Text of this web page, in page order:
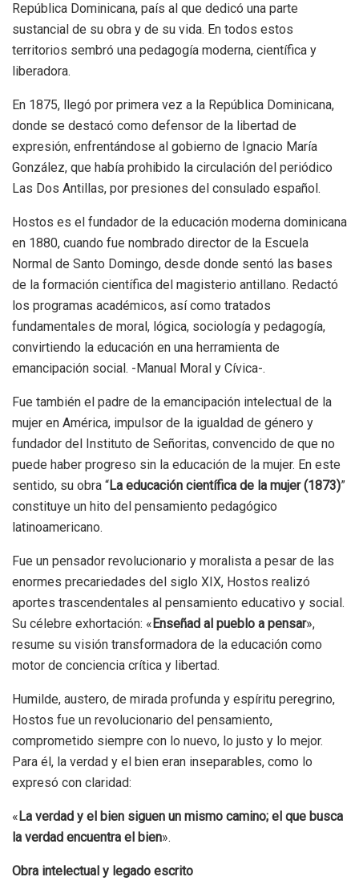
República Dominicana, país al que dedicó una parte
sustancial de su obra y de su vida. En todos estos
territorios sembró una pedagogía moderna, científica y
liberadora.
En 1875, llegó por primera vez a la República Dominicana,
donde se destacó como defensor de la libertad de
expresión, enfrentándose al gobierno de Ignacio María
González, que había prohibido la circulación del periódico
Las Dos Antillas, por presiones del consulado español.
Hostos es el fundador de la educación moderna dominicana
en 1880, cuando fue nombrado director de la Escuela
Normal de Santo Domingo, desde donde sentó las bases
de la formación científica del magisterio antillano. Redactó
los programas académicos, así como tratados
fundamentales de moral, lógica, sociología y pedagogía,
convirtiendo la educación en una herramienta de
emancipación social. -Manual Moral y Cívica-.
Fue también el padre de la emancipación intelectual de la
mujer en América, impulsor de la igualdad de género y
fundador del Instituto de Señoritas, convencido de que no
puede haber progreso sin la educación de la mujer. En este
sentido, su obra “La educación científica de la mujer (1873)”
constituye un hito del pensamiento pedagógico
latinoamericano.
Fue un pensador revolucionario y moralista a pesar de las
enormes precariedades del siglo XIX, Hostos realizó
aportes trascendentales al pensamiento educativo y social.
Su célebre exhortación: « Enseñad al pueblo a pensar»,
resume su visión transformadora de la educación como
motor de conciencia crítica y libertad.
Humilde, austero, de mirada profunda y espíritu peregrino,
Hostos fue un revolucionario del pensamiento,
comprometido siempre con lo nuevo, lo justo y lo mejor.
Para él, la verdad y el bien eran inseparables, como lo
expresó con claridad:
« La verdad y el bien siguen un mismo camino; el que busca
la verdad encuentra el bien».
Obra intelectual y legado escrito